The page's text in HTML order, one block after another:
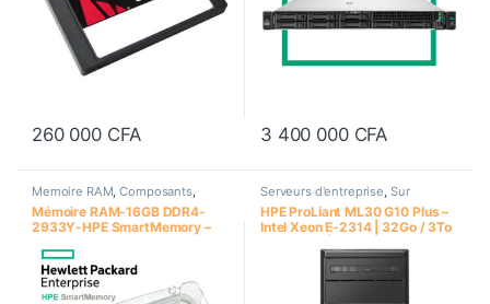
260 000 CFA 3 400 000 CFA
Memoire RAM,Composants,
Serveurs d'entreprise
Mémoire RAM-16GB DDR4-
2933Y-HPE SmartMemory –
Gen10, DL380 Gen10
Serveurs d'entreprise, Sur
Commande
HPE ProLiant ML30 G10 Plus –
Intel Xeon E-2314 | 32Go / 3To
| Format Tour 4U – Serveur
d’Entreprise